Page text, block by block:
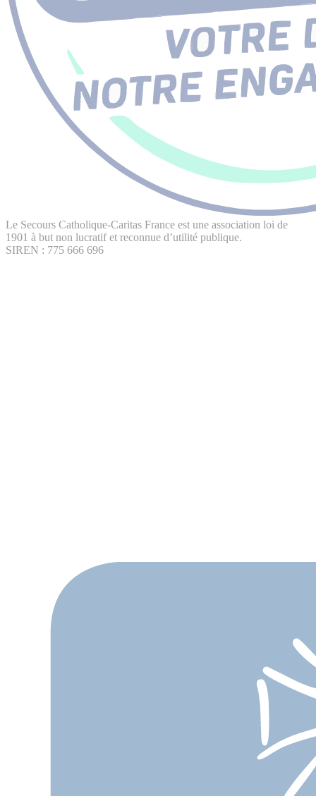
Le Secours Catholique-Caritas France est une association loi de
1901 à but non lucratif et reconnue d’utilité publique.
SIREN : 775 666 696